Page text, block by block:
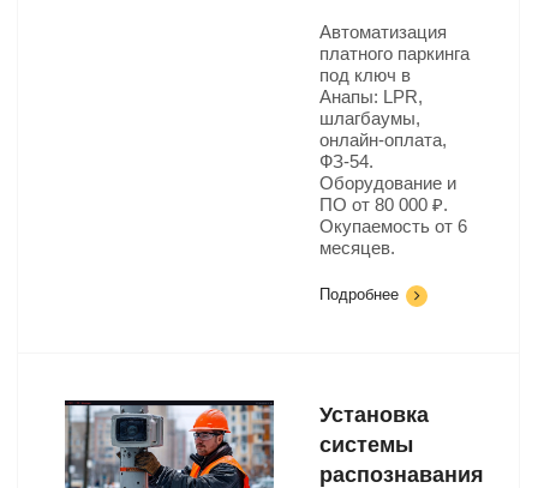
Автоматизация
платного паркинга
под ключ в
Анапы: LPR,
шлагбаумы,
онлайн-оплата,
ФЗ-54.
Оборудование и
ПО от 80 000 ₽.
Окупаемость от 6
месяцев.
Подробнее
Установка
системы
распознавания